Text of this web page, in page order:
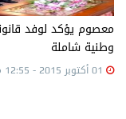
معصوم يؤكد لوفد
وطنية شاملة